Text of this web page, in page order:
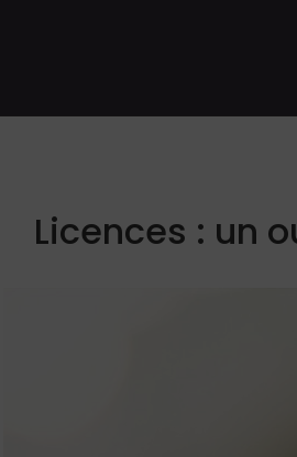
Licences : un